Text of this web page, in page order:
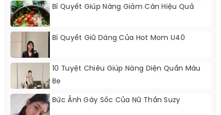
Bí Quyết Giúp Nàng Giảm Cân Hiệu Quả
Bí Quyết Giữ Dáng Của Hot Mom U40
10 Tuyệt Chiêu Giúp Nàng Diện Quần Màu
Be
Bức Ảnh Gây Sốc Của Nữ Thần Suzy